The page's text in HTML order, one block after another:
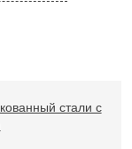
стали с